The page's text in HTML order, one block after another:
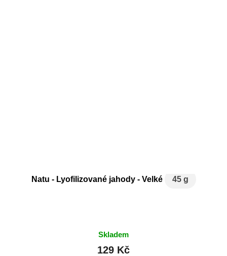
Natu - Lyofilizované jahody - Velké 45 g
Skladem
129 Kč